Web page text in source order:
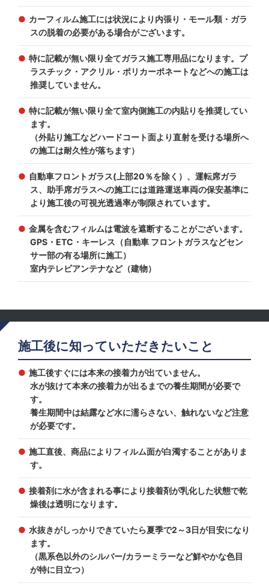
カーフィルム施工には状況により内張り・モール類・ガラ
スの脱着の必要がある場合がございます。
特に記載が無い限り全てガラス施工専用品になります。プ
ラスチック・アクリル・ポリカーポネートなどへの施工は
推奨していません。
特に記載が無い限り全て室内側施工の内貼りを推奨してい
ます。
（外貼り施工などハードコート面より直射を受ける場所へ
の施工は耐久性が落ちます）
自動車フロントガラス(上部20％を除く）、運転席ガラ
ス、助手席ガラスへの施工には道路運送車両の保安基準に
より施工後の可視光透過率が制限されています。
金属を含むフィルムは電波を遮断することがございます。
GPS・ETC・キーレス（自動車 フロントガラスなどセン
サー部の有る場所に施工）
室内テレビアンテナなど（建物）
施工後に知っていただきたいこと
施工後すぐには本来の接着力が出ていません。
水が抜けて本来の接着力が出るまでの養生期間が必要で
す。
養生期間中は結露など水に濡らさない、触れないなど注意
が必要です。
施工直後、商品によりフィルム面が白濁することがありま
す。
接着剤に水が含まれる事により接着剤が乳化した状態で乾
燥後は透明になります。
水抜きがしっかりできていたら夏季で2～3日が目安になり
ます。
（黒系色以外のシルバー/カラーミラーなど鮮やかな色目
が特に目立つ）